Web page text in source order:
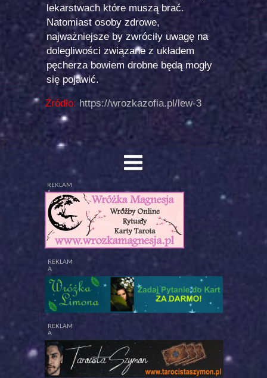
REKLAM
A
REKLAM
A
REKLAM
A
Źródło: https://wrozkazofia.pl/lew-3
lekarstwach które muszą brać.
Natomiast osoby zdrowe,
najważniejsze by zwróciły uwagę na
dolegliwości związane z układem
pęcherza bowiem drobne będą mogły
się pojawić.